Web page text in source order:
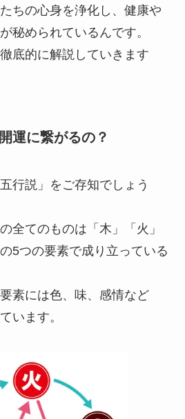
ちの心身を浄化し、健康や
秘められているんです。
底的に解説していきます
運に繋がるの？
行説」をご存知でしょう
全てのものは「木」「火」
5つの要素で成り立っている
素には色、味、感情など
います。